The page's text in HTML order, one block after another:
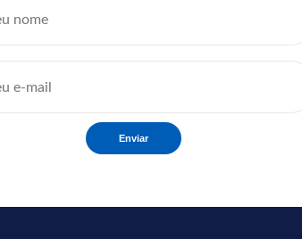
Enviar